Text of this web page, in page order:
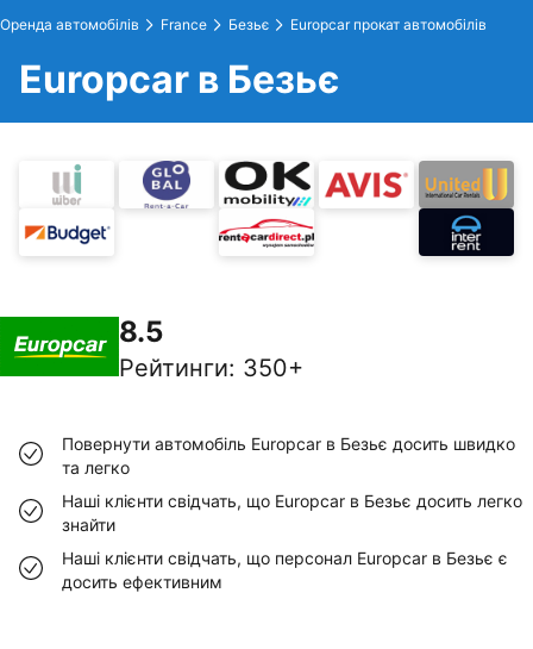
Оренда автомобілів France Безьє Europcar прокат автомобілів
Europcar в Безьє
8.5
Рейтинги: 350+
Повернути автомобіль Europcar в Безьє досить швидко
та легко
Наші клієнти свідчать, що Europcar в Безьє досить легко
знайти
Наші клієнти свідчать, що персонал Europcar в Безьє є
досить ефективним